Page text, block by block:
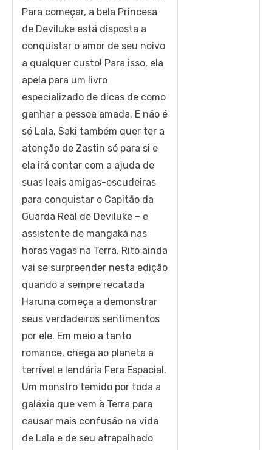
Para começar, a bela Princesa
de Deviluke está disposta a
conquistar o amor de seu noivo
a qualquer custo! Para isso, ela
apela para um livro
especializado de dicas de como
ganhar a pessoa amada. E não é
só Lala, Saki também quer ter a
atenção de Zastin só para si e
ela irá contar com a ajuda de
suas leais amigas-escudeiras
para conquistar o Capitão da
Guarda Real de Deviluke – e
assistente de mangaká nas
horas vagas na Terra. Rito ainda
vai se surpreender nesta edição
quando a sempre recatada
Haruna começa a demonstrar
seus verdadeiros sentimentos
por ele. Em meio a tanto
romance, chega ao planeta a
terrível e lendária Fera Espacial.
Um monstro temido por toda a
galáxia que vem à Terra para
causar mais confusão na vida
de Lala e de seu atrapalhado